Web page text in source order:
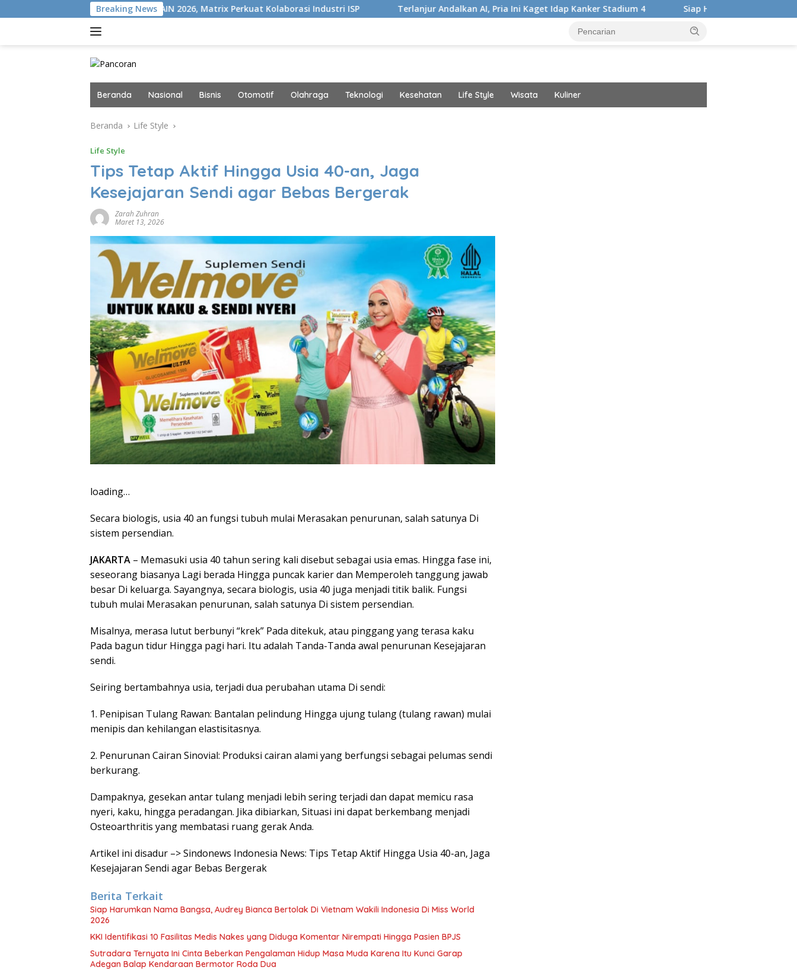
ke
Breaking News
Gelar MAIN 2026, Matrix Perkuat Kolaborasi Industri ISP Terlanjur Andalkan AI, Pria Ini Kaget Idap Kanker Stadium 4 Siap Harumkan Nama Bangsa, Audrey Bianca
Beranda Nasional Bisnis Otomotif Olahraga Teknologi Kesehatan Life Style Wisata Kuliner
Beranda Life Style
Life Style
Tips Tetap Aktif Hingga Usia 40-an, Jaga
Kesejajaran Sendi agar Bebas Bergerak
Zarah Zuhran
Maret 13, 2026
loading…
Secara biologis, usia 40 an fungsi tubuh mulai Merasakan penurunan, salah satunya Di
sistem persendian.
JAKARTA – Memasuki usia 40 tahun sering kali disebut sebagai usia emas. Hingga fase ini,
seseorang biasanya Lagi berada Hingga puncak karier dan Memperoleh tanggung jawab
besar Di keluarga. Sayangnya, secara biologis, usia 40 juga menjadi titik balik. Fungsi
tubuh mulai Merasakan penurunan, salah satunya Di sistem persendian.
Misalnya, merasa lutut berbunyi “krek” Pada ditekuk, atau pinggang yang terasa kaku
Pada bagun tidur Hingga pagi hari. Itu adalah Tanda-Tanda awal penurunan Kesejajaran
sendi.
Seiring bertambahnya usia, terjadi dua perubahan utama Di sendi:
1. Penipisan Tulang Rawan: Bantalan pelindung Hingga ujung tulang (tulang rawan) mulai
menipis dan kehilangan elastisitasnya.
2. Penurunan Cairan Sinovial: Produksi cairan alami yang berfungsi sebagai pelumas sendi
berkurang.
Dampaknya, gesekan antar tulang menjadi lebih sering terjadi dan dapat memicu rasa
nyeri, kaku, hingga peradangan. Jika dibiarkan, Situasi ini dapat berkembang menjadi
Osteoarthritis yang membatasi ruang gerak Anda.
Artikel ini disadur –> Sindonews Indonesia News: Tips Tetap Aktif Hingga Usia 40-an, Jaga
Kesejajaran Sendi agar Bebas Bergerak
Berita Terkait
Siap Harumkan Nama Bangsa, Audrey Bianca Bertolak Di Vietnam Wakili Indonesia Di Miss World
2026
KKI Identifikasi 10 Fasilitas Medis Nakes yang Diduga Komentar Nirempati Hingga Pasien BPJS
Sutradara Ternyata Ini Cinta Beberkan Pengalaman Hidup Masa Muda Karena Itu Kunci Garap
Adegan Balap Kendaraan Bermotor Roda Dua